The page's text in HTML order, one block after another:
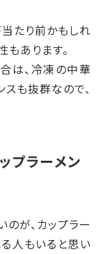
たり前かもしれ
あります。
は、冷凍の中華
スも抜群なので、
プラーメン
が、カップラー
る人もいると思い